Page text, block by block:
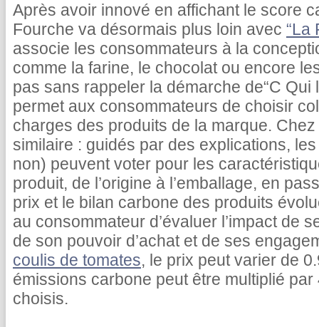
Après avoir innové en affichant le score
Fourche va désormais plus loin avec “La
associe les consommateurs à la
comme la farine, le chocolat ou encore
pas sans rappeler la démarche de“C Qui
permet aux consommateurs de choisir
charges des produits de la marque.
similaire : guidés par des explications,
non) peuvent voter pour les
produit, de l’origine à l’emballage, en
prix et le bilan carbone des produits
au consommateur d’évaluer l’impact de
de son pouvoir d’achat et de ses
coulis de tomates, le prix peut varier de
émissions carbone peut être multiplié
choisis.